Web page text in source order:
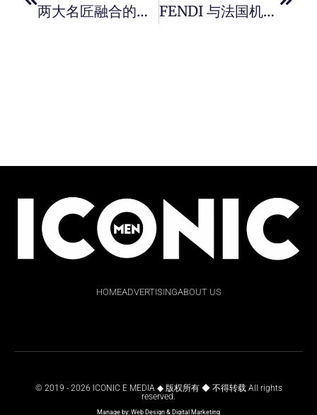
两大名匠融合的艺术！HUBLOT X Berluti 携手推出全新 BIG BANG UNICO BERLUTI COLD BROWN 限量版腕表。 FENDI 与法国机能品牌 K-WAY 重磅推出限时联名系列！
HOMEADVERTISINGABOUT US
© 2019 - 2026 ICONIC E MEDIA ◆ 版权所有 ◆ 不得转载 All rights
reserved.
Manage by: Web Design & Digital Marketing